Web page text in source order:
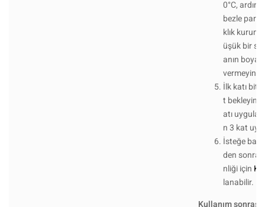
0°C,
bezle
klık
üşük bir
anın boya
vermeyin.
İlk katı
t bekleyin
atı
n 3 kat
İsteğe
den sonra
nliği için
lanabilir.
Kullanım sonrası: